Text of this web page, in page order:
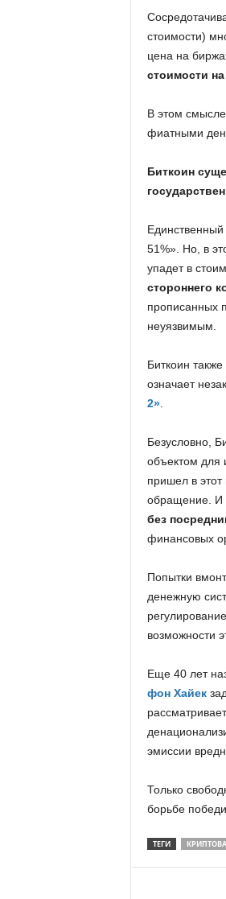
стоимости)
цена на
стоимости
В этом
фиатными
Биткоин
Единственный
51%». Но, в
упадет в
стороннего
прописанных
неуязвимым.
Биткоин
означает
2».
Безусловно,
объектом для
пришел в
обращение. И
без
финансовых
Попытки
денежную
возможности
Еще 40 лет
фон Хайек
эмиссии
Только
борьбе
ТЕГИ